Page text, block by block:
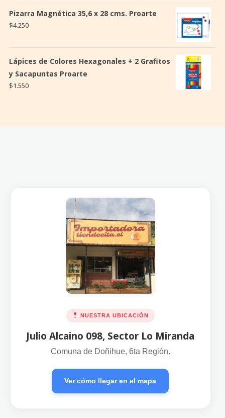
Pizarra Magnética 35,6 x 28 cms. Proarte
$4.250
Lápices de Colores Hexagonales + 2 Grafitos
y Sacapuntas Proarte
$1.550
NUESTRA UBICACIÓN
Julio Alcaino 098, Sector Lo Miranda
Comuna de Doñihue, 6ta Región.
Ver cómo llegar en el mapa